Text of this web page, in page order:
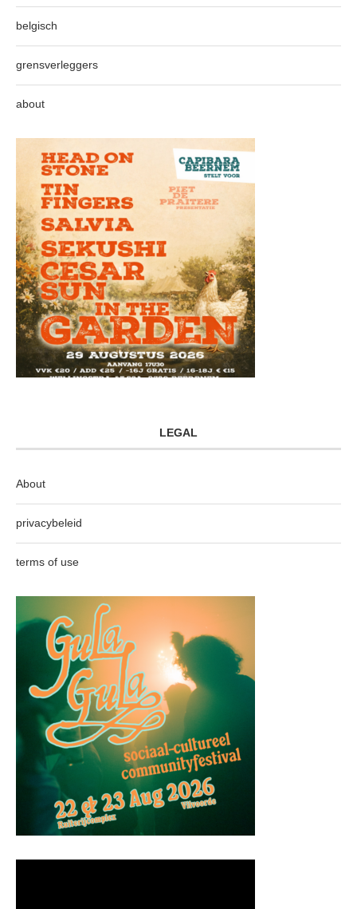
belgisch
grensverleggers
about
LEGAL
About
privacybeleid
terms of use